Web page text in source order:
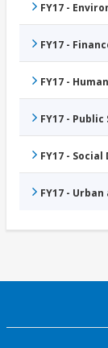
FY17 -
FY17 -
FY17 -
FY17 -
FY17 -
FY17 -